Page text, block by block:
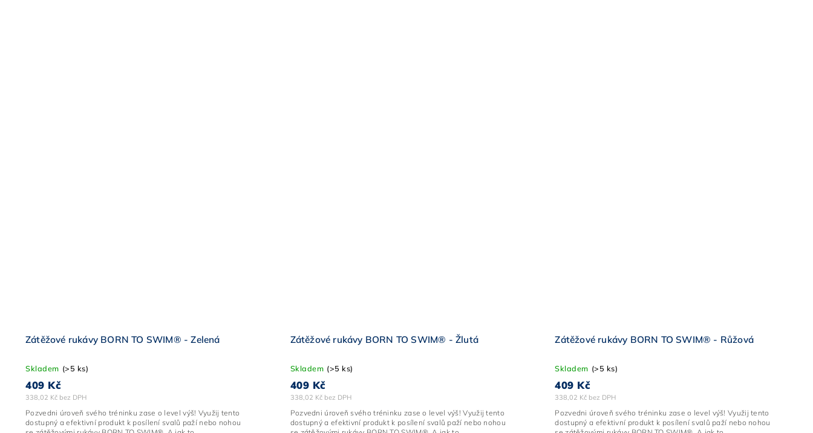
Zátěžové rukávy BORN TO SWIM® - Zelená
Skladem (>5 ks)
338,02 Kč bez DPH
409 Kč
Pozvedni úroveň svého tréninku zase o level výš! Využij tento
dostupný a efektivní produkt k posílení svalů paží nebo nohou
Zátěžové rukávy BORN TO SWIM® - Žlutá
Skladem (>5 ks)
338,02 Kč bez DPH
409 Kč
Pozvedni úroveň svého tréninku zase o level výš! Využij tento
dostupný a efektivní produkt k posílení svalů paží nebo nohou
Zátěžové rukávy BORN TO SWIM® - Růžová
Skladem (>5 ks)
338,02 Kč bez DPH
409 Kč
Pozvedni úroveň svého tréninku zase o level výš! Využij tento
dostupný a efektivní produkt k posílení svalů paží nebo nohou